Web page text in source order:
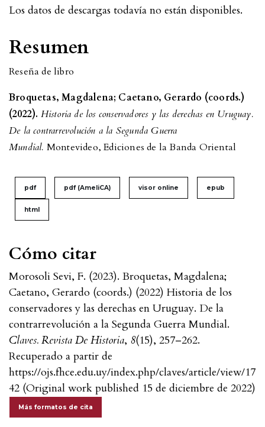
Cómo citar
Morosoli Sevi, F. (2023). Broquetas, Magdalena;
Caetano, Gerardo (coords.) (2022) Historia de los
conservadores y las derechas en Uruguay. De la
contrarrevolución a la Segunda Guerra Mundial.
Claves. Revista De Historia, 8(15), 257–262.
Recuperado a partir de
https://ojs.fhce.edu.uy/index.php/claves/article/view/17
42 (Original work published 15 de diciembre de 2022)
Más formatos de cita
Resumen
Reseña de libro
Broquetas, Magdalena; Caetano, Gerardo (coords.)
(2022). Historia de los conservadores y las derechas en Uruguay.
De la contrarrevolución a la Segunda Guerra
Mundial. Montevideo, Ediciones de la Banda Oriental
pdf pdf (AmeliCA) visor online epub
html
Los datos de descargas todavía no están disponibles.